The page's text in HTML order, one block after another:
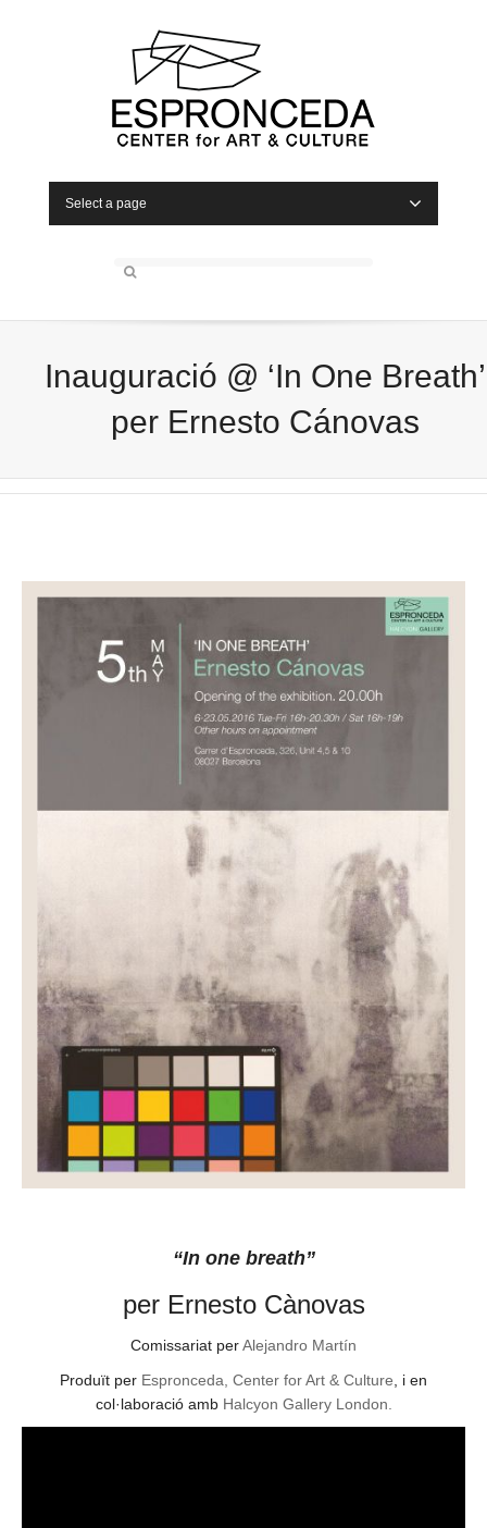
Select a page
Inauguració @ ‘In One Breath’
per Ernesto Cánovas
“In one breath”
per Ernesto Cànovas
Comissariat perAlejandro Martín
Produït per Espronceda, Center for Art & Culture , i en
col·laboració amb Halcyon Gallery London.